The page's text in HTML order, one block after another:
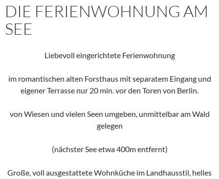
DIE FERIENWOHNUNG AM
SEE
Liebevoll eingerichtete Ferienwohnung
im romantischen alten Forsthaus mit separatem Eingang und
eigener Terrasse nur 20 min. vor den Toren von Berlin.
von Wiesen und vielen Seen umgeben, unmittelbar am Wald
gelegen
(nächster See etwa 400m entfernt)
Große, voll ausgestattete Wohnküche im Landhausstil, helles